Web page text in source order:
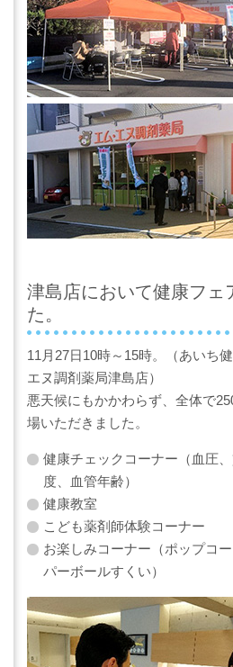
津島店において健康フェ
た。
11月27日10時～15時。（あいち
エヌ調剤薬局津島店）
悪天候にもかかわらず、全体で
場いただきました。
健康チェックコーナー（血圧
度、血管年齢）
健康教室
こども薬剤師体験コーナー
お楽しみコーナー（ポップコ
パーボールすくい）